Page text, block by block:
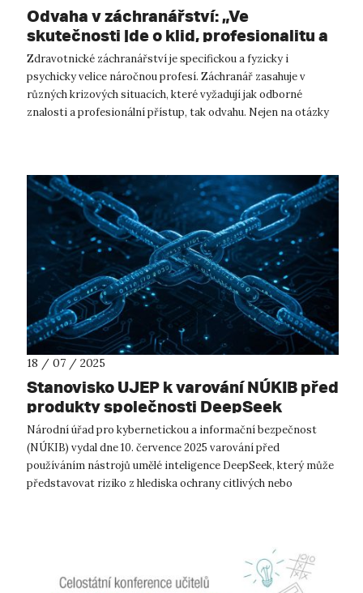
Odvaha v záchranářství: „Ve
skutečnosti jde o klid, profesionalitu a
schopnost jednat efektivně pod
tlakem.“
Zdravotnické záchranářství je specifickou a fyzicky i
psychicky velice náročnou profesí. Záchranář zasahuje v
různých krizových situacích, které vyžadují jak odborné
znalosti a profesionální přístup, tak odvahu. Nejen na otázky
18 / 07 / 2025
Stanovisko UJEP k varování NÚKIB před
produkty společnosti DeepSeek
Národní úřad pro kybernetickou a informační bezpečnost
(NÚKIB) vydal dne 10. července 2025 varování před
používáním nástrojů umělé inteligence DeepSeek, který může
představovat riziko z hlediska ochrany citlivých nebo